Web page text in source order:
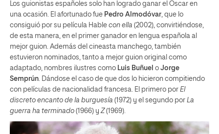
Los guionistas españoles solo han logrado ganar el Oscar en
una ocasión. El afortunado fue Pedro Almodóvar, que lo
consiguió por su película Hable con ella (2002), convirtiéndose,
de esta manera, en el primer ganador en lengua española al
mejor guion. Además del cineasta manchego, también
estuvieron nominados, tanto a mejor guion original como
adaptado, nombres ilustres como Luis Buñuel o Jorge
Semprún. Dándose el caso de que dos lo hicieron compitiendo
con películas de nacionalidad francesa. El primero por El
discreto encanto de la burguesía (1972) y el segundo por La
guerra ha terminado (1966) yZ (1969).